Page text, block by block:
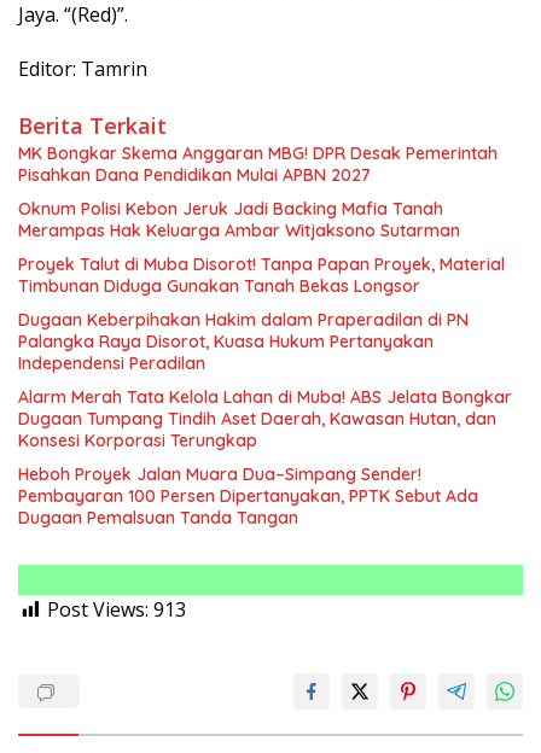
Jaya. “(Red)”.
Editor: Tamrin
Berita Terkait
MK Bongkar Skema Anggaran MBG! DPR Desak Pemerintah
Pisahkan Dana Pendidikan Mulai APBN 2027
Oknum Polisi Kebon Jeruk Jadi Backing Mafia Tanah
Merampas Hak Keluarga Ambar Witjaksono Sutarman
Proyek Talut di Muba Disorot! Tanpa Papan Proyek, Material
Timbunan Diduga Gunakan Tanah Bekas Longsor
Dugaan Keberpihakan Hakim dalam Praperadilan di PN
Palangka Raya Disorot, Kuasa Hukum Pertanyakan
Independensi Peradilan
Alarm Merah Tata Kelola Lahan di Muba! ABS Jelata Bongkar
Dugaan Tumpang Tindih Aset Daerah, Kawasan Hutan, dan
Konsesi Korporasi Terungkap
Heboh Proyek Jalan Muara Dua–Simpang Sender!
Pembayaran 100 Persen Dipertanyakan, PPTK Sebut Ada
Dugaan Pemalsuan Tanda Tangan
Post Views: 913